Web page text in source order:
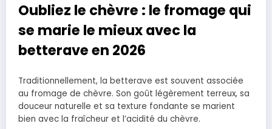
Oubliez le chèvre : le fromage qui
se marie le mieux avec la
betterave en 2026
Traditionnellement, la betterave est souvent associée
au fromage de chèvre. Son goût légèrement terreux, sa
douceur naturelle et sa texture fondante se marient
bien avec la fraîcheur et l’acidité du chèvre.